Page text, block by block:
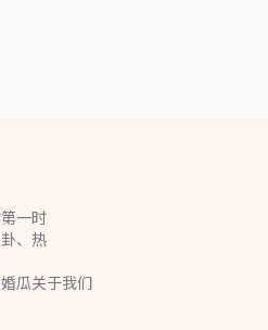
一时
、热
瓜关于我们